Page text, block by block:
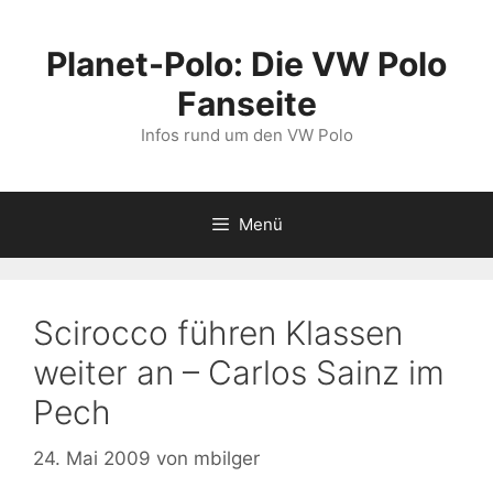
springenPlanet-Polo: Die VW Polo
Fanseite
Infos rund um den VW Polo
Menü
Scirocco führen Klassen
weiter an – Carlos Sainz im
Pech
24. Mai 2009 von mbilger